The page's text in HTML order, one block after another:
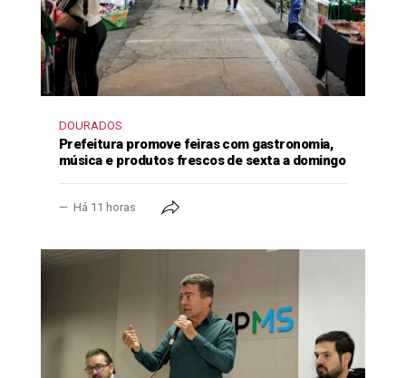
DOURADOS
Prefeitura promove feiras com gastronomia,
música e produtos frescos de sexta a domingo
Há 11 horas